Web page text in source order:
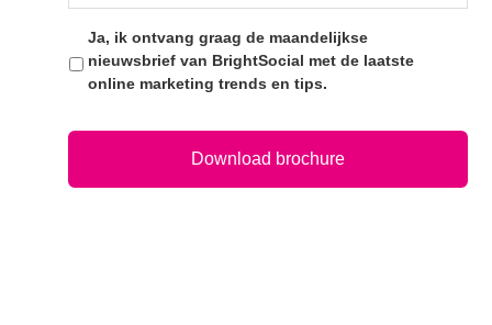
Ja, ik ontvang graag de maandelijkse
nieuwsbrief van BrightSocial met de laatste
online marketing trends en tips.